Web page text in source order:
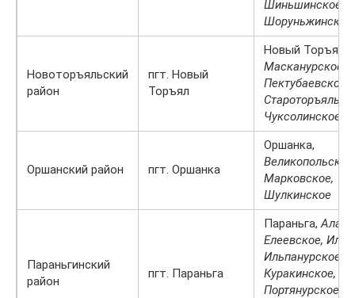
Шиньшинское,
Шоруньжинское
Новоторъяльский
район
пгт. Новый
Торъял
Новый Торъял,
Масканурское,
Пектубаевское,
Чуксолинское
Оршанский район пгт. Оршанка
Оршанка,
Великопольское,
Марковское,
Шулкинское
Параньгинский
район
пгт. Параньга
Параньга,
Елеевское,
Ильпанурское,
Куракинское,
Портянурское,